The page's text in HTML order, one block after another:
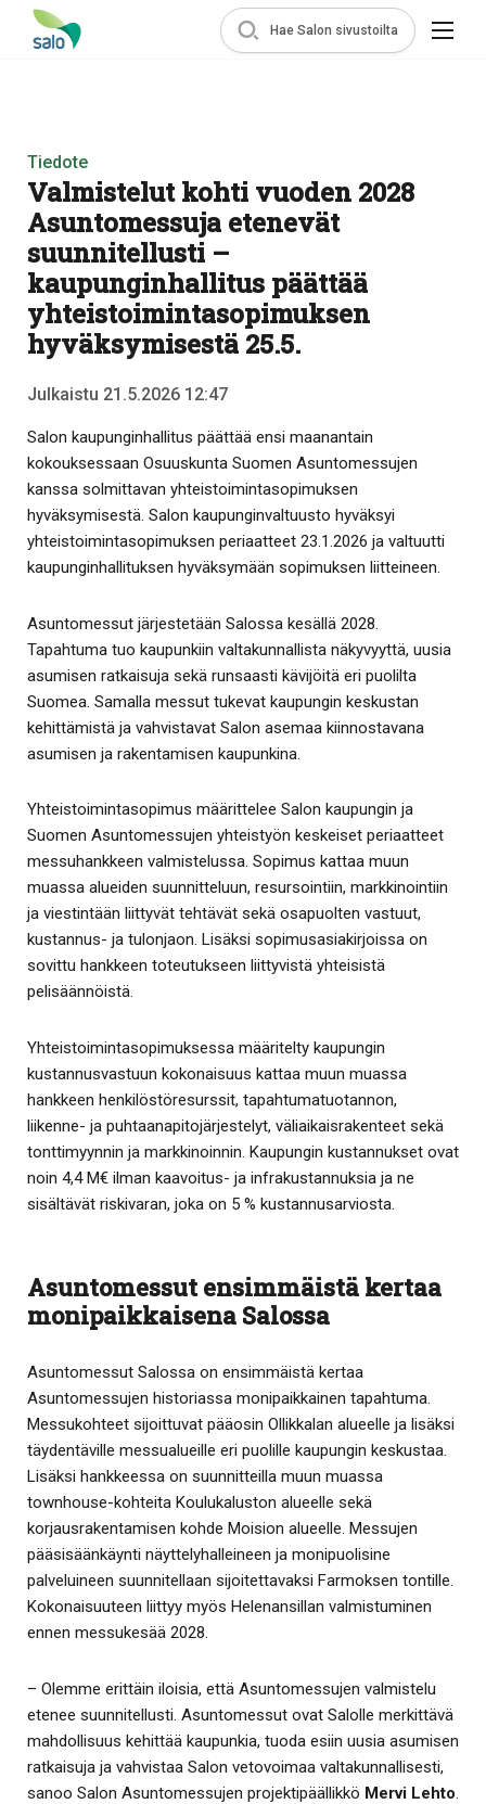
Hae Salon sivustoilta
Tiedote
Valmistelut kohti vuoden 2028
Asuntomessuja etenevät
suunnitellusti –
kaupunginhallitus päättää
yhteistoimintasopimuksen
hyväksymisestä 25.5.
Julkaistu 21.5.2026 12:47
Salon kaupunginhallitus päättää ensi maanantain
kokouksessaan Osuuskunta Suomen Asuntomessujen
kanssa solmittavan yhteistoimintasopimuksen
hyväksymisestä. Salon kaupunginvaltuusto hyväksyi
yhteistoimintasopimuksen periaatteet 23.1.2026 ja valtuutti
kaupunginhallituksen hyväksymään sopimuksen liitteineen.
Asuntomessut järjestetään Salossa kesällä 2028.
Tapahtuma tuo kaupunkiin valtakunnallista näkyvyyttä, uusia
asumisen ratkaisuja sekä runsaasti kävijöitä eri puolilta
Suomea. Samalla messut tukevat kaupungin keskustan
kehittämistä ja vahvistavat Salon asemaa kiinnostavana
asumisen ja rakentamisen kaupunkina.
Yhteistoimintasopimus määrittelee Salon kaupungin ja
Suomen Asuntomessujen yhteistyön keskeiset periaatteet
messuhankkeen valmistelussa. Sopimus kattaa muun
muassa alueiden suunnitteluun, resursointiin, markkinointiin
ja viestintään liittyvät tehtävät sekä osapuolten vastuut,
kustannus- ja tulonjaon. Lisäksi sopimusasiakirjoissa on
sovittu hankkeen toteutukseen liittyvistä yhteisistä
pelisäännöistä.
Yhteistoimintasopimuksessa määritelty kaupungin
kustannusvastuun kokonaisuus kattaa muun muassa
hankkeen henkilöstöresurssit, tapahtumatuotannon,
liikenne- ja puhtaanapitojärjestelyt, väliaikaisrakenteet sekä
tonttimyynnin ja markkinoinnin. Kaupungin kustannukset ovat
noin 4,4 M€ ilman kaavoitus- ja infrakustannuksia ja ne
sisältävät riskivaran, joka on 5 % kustannusarviosta.
Asuntomessut ensimmäistä kertaa
monipaikkaisena Salossa
Asuntomessut Salossa on ensimmäistä kertaa
Asuntomessujen historiassa monipaikkainen tapahtuma.
Messukohteet sijoittuvat pääosin Ollikkalan alueelle ja lisäksi
täydentäville messualueille eri puolille kaupungin keskustaa.
Lisäksi hankkeessa on suunnitteilla muun muassa
townhouse-kohteita Koulukaluston alueelle sekä
korjausrakentamisen kohde Moision alueelle. Messujen
pääsisäänkäynti näyttelyhalleineen ja monipuolisine
palveluineen suunnitellaan sijoitettavaksi Farmoksen tontille.
Kokonaisuuteen liittyy myös Helenansillan valmistuminen
ennen messukesää 2028.
– Olemme erittäin iloisia, että Asuntomessujen valmistelu
etenee suunnitellusti. Asuntomessut ovat Salolle merkittävä
mahdollisuus kehittää kaupunkia, tuoda esiin uusia asumisen
ratkaisuja ja vahvistaa Salon vetovoimaa valtakunnallisesti,
sanoo Salon Asuntomessujen projektipäällikkö Mervi Lehto